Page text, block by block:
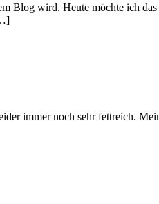
Blog wird. Heute möchte ich
immer noch sehr fettreich.